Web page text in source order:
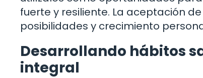
fuerte y resiliente. La aceptación
posibilidades y crecimiento
Desarrollando hábitos
integral